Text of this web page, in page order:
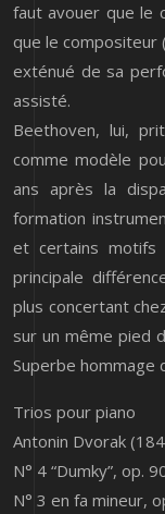
faut avouer que le
que le compositeur
exténué de sa
assisté.
Beethoven, lui,
comme modèle
ans après la
formation
et certains motifs
principale
plus concertant
sur un même pied
Superbe hommage
Trios pour piano
Antonin Dvorak
N° 4 “Dumky”, op.
N° 3 en fa mineur,